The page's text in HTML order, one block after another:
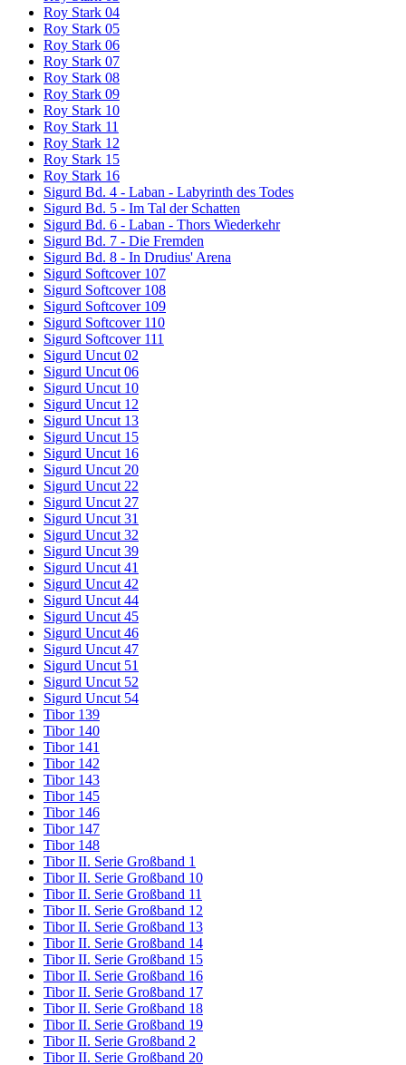
Roy Stark 04
Roy Stark 05
Roy Stark 06
Roy Stark 07
Roy Stark 08
Roy Stark 09
Roy Stark 10
Roy Stark 11
Roy Stark 12
Roy Stark 15
Roy Stark 16
Sigurd Bd. 4 - Laban - Labyrinth des Todes
Sigurd Bd. 5 - Im Tal der Schatten
Sigurd Bd. 6 - Laban - Thors Wiederkehr
Sigurd Bd. 7 - Die Fremden
Sigurd Bd. 8 - In Drudius' Arena
Sigurd Softcover 107
Sigurd Softcover 108
Sigurd Softcover 109
Sigurd Softcover 110
Sigurd Softcover 111
Sigurd Uncut 02
Sigurd Uncut 06
Sigurd Uncut 10
Sigurd Uncut 12
Sigurd Uncut 13
Sigurd Uncut 15
Sigurd Uncut 16
Sigurd Uncut 20
Sigurd Uncut 22
Sigurd Uncut 27
Sigurd Uncut 31
Sigurd Uncut 32
Sigurd Uncut 39
Sigurd Uncut 41
Sigurd Uncut 42
Sigurd Uncut 44
Sigurd Uncut 45
Sigurd Uncut 46
Sigurd Uncut 47
Sigurd Uncut 51
Sigurd Uncut 52
Sigurd Uncut 54
Tibor 139
Tibor 140
Tibor 141
Tibor 142
Tibor 143
Tibor 145
Tibor 146
Tibor 147
Tibor 148
Tibor II. Serie Großband 1
Tibor II. Serie Großband 10
Tibor II. Serie Großband 11
Tibor II. Serie Großband 12
Tibor II. Serie Großband 13
Tibor II. Serie Großband 14
Tibor II. Serie Großband 15
Tibor II. Serie Großband 16
Tibor II. Serie Großband 17
Tibor II. Serie Großband 18
Tibor II. Serie Großband 19
Tibor II. Serie Großband 2
Tibor II. Serie Großband 20